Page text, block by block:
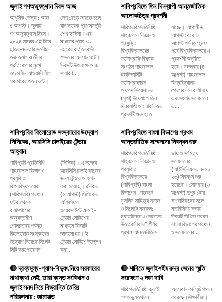
জুলাই গণঅভ্যুত্থান দিবস আজ
আধুনিক ডেস্ক ::আজ
৫ আগস্ট। জুলাই
গণঅভ্যুত্থান দিবস।
২০২৪ সালের এই দিনে
ছাত্র-জনতার সর্বোচ্চ
আত্মত্যাগ ও তীব্র
প্রতিরোধের মুখে
তৎকালীন আওয়ামী লীগ
সরকারের পতন ঘটে।
দেশ ছেড়ে ভারতে চলে
যান সাবেক প্রধানমন্ত্রী
শেখ হাসিনা। এর
মাধ্যমে প্রায় ১৬
বছরের কর্তৃত্ববাদী
শাসনের অবসান ঘটে।
দিবসটি উপলক্ষে আজ
সাধারণ...
শাবিপ্রবিতে তিন দিনব্যাপী আন্তর্জাতিক
আলোকচিত্র প্রদর্শনী
শাবিপ্রবি প্রতিনিধি:
শাহজালাল বিজ্ঞান ও
প্রযুক্তি
বিশ্ববিদ্যালয়ের
ফটোগ্রাফি বিষয়ক
সংগঠন শাহজালাল
ইউনিভার্সিটি
ফটোগ্রাফারস
অ্যাসোসিয়েশনের
(সুপা) উদ্যোগে তিন
দিনব্যাপী আলোকচিত্র
প্রদর্শনী শুরু হতে
যাচ্ছে। আগামী ৬
আগস্ট থেকে ৮
আগস্ট পর্যন্ত প্রথম
পর্বে বিশ্ববিদ্যালয়ে এ
প্রদর্শনী অনুষ্ঠিত
হবে। মঙ্গলবার (৪
আগস্ট) শাহজালাল
বিশ্ববিদ্যালয়
প্রেসক্লাব কার্যালয়ে
এক সংবাদ সম্মেলনে
এ...
শাবিপ্রবির কিলোরোড সংস্কারের উদ্যোগ
সিসিকের, আরসিসি ঢালাইয়ের টেন্ডার
আহ্বান
শাবিপ্রবি প্রতিনিধি:
শাহজালাল বিজ্ঞান ও
প্রযুক্তি
বিশ্ববিদ্যালয়ের
(শাবিপ্রবি) প্রধান
ফটক থেকে
ক্যাম্পাসের
অভ্যন্তরীণ
গোলচত্বর পর্যন্ত
কিলোরোড সংস্কারের
উদ্যোগ নিয়েছে সিলেট
সিটি করপোরেশন
(সিসিক)। এ লক্ষ্যে
আরসিসি ঢালাই কাজের
জন্য টেন্ডার আহ্বান
করা হয়েছে। রবিবার
(২ আগস্ট) সিসিকের
অফিসিয়াল
ওয়েবসাইটে এক ই-
টেন্ডার নোটিশের
মাধ্যমে বিষয়টি
জানানো হয়। ই-
টেন্ডার নোটিশে উল্লেখ
করা...
শাবিপ্রবিতে বাংলা বিভাগের প্রথম
আন্তর্জাতিক সম্মেলনের নিবন্ধন শুরু
শাবিপ্রবি প্রতিনিধি:
শাহজালাল বিজ্ঞান ও
প্রযুক্তি
বিশ্ববিদ্যালয়ে
(শাবিপ্রবি) বাংলা
বিভাগের "শতবর্ষে
মুসলিম সাহিত্য সমাজ
ও সিলেটে নজরুল:
মুক্তচিন্তা ও দ্রোহের
উত্তরাধিকার" শীর্ষক
প্রথম আন্তর্জাতিক
ভাষা ও সাহিত্য
সম্মেলনের
(আইসিবিএলএল-২০
২৬) নিবন্ধন শুরু
হয়েছে। সোমবার (৩
আগস্ট) দুপুর ১টায়
সাংবাদিকদের সঙ্গে
মতবিনিময় সভায়
বিষয়টি নিশ্চিত করেন
বাংলা বিভাগের প্রধান
ও সম্মেলনের...
🔴 দ্রব্যমূল্য-গ্যাস-বিদ্যুৎ নিয়ে সরকারের
মাথাব্যথা নেই, তারা ব্যস্ত সংবিধান ও
জুলাই সনদ নিয়ে বিভ্রান্তি তৈরির
পরিকল্পনায় : জামায়াত
🔴 শাবিতে জুলাইশহীদ রুদ্র সেনের স্মৃতি
সংরক্ষণে ২ দফা দাবি
শাবি প্রতিনিধি: জুলাই
গণঅভ্যুত্থানে
অবস্থান কর্মসূচি পালন
করেছেন শিক্ষার্থীরা।